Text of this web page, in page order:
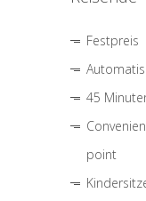
Festpreis
45
point